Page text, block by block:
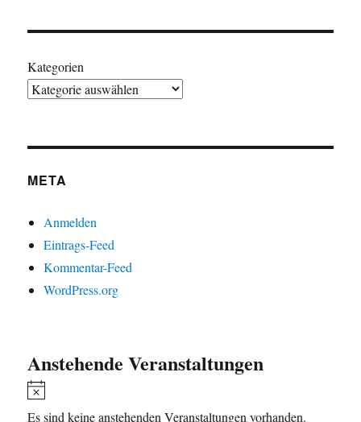
Kategorien
META
Anmelden
Eintrags-Feed
Kommentar-Feed
WordPress.org
Anstehende Veranstaltungen
i
Es sind keine anstehenden Veranstaltungen vorhanden.